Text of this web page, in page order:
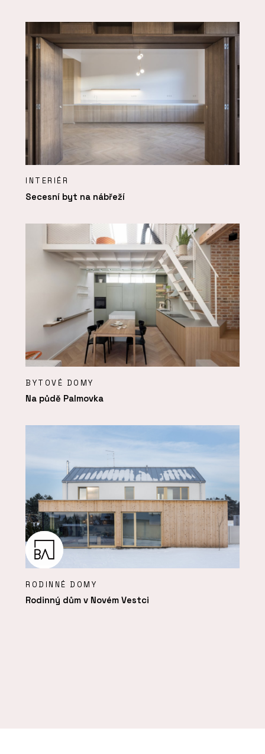
INTERIÉR
Secesní byt na nábřeží
BYTOVÉ DOMY
Na půdě Palmovka
RODINNÉ DOMY
Rodinný dům v Novém Vestci